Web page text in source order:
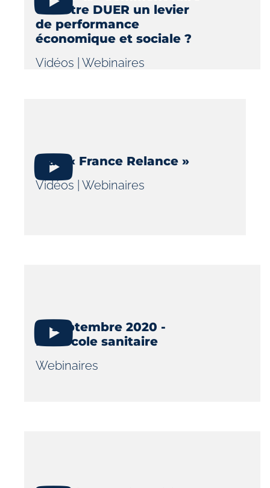
de votre DUER un levier
de performance
économique et sociale ?
Vidéos |Webinaires
Plan « France Relance »
Vidéos |Webinaires
17 septembre 2020 -
Protocole sanitaire
Webinaires